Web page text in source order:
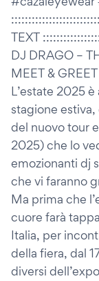
TEXT
DJ DRAGO –
MEET &
L’estate 2025
stagione
del nuovo tour
2025) che lo
emozionanti dj
che vi faranno
Ma prima che
cuore farà
Italia, per
della fiera, dal
diversi